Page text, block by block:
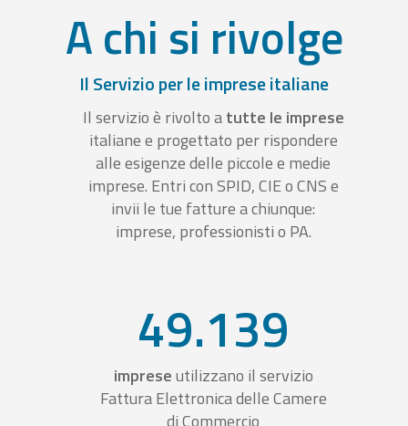
A chi si rivolge
Il Servizio per le imprese italiane
Il servizio è rivolto atutte le imprese
italiane e progettato per rispondere
alle esigenze delle piccole e medie
imprese. Entri con SPID, CIE o CNS e
invii le tue fatture a chiunque:
imprese, professionisti o PA.
49.139
impreseutilizzano il servizio
Fattura Elettronica delle Camere
di Commercio